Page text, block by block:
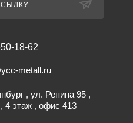
18-62
metall.ru
, ул. Репина 95 ,
4 этаж , офис 413